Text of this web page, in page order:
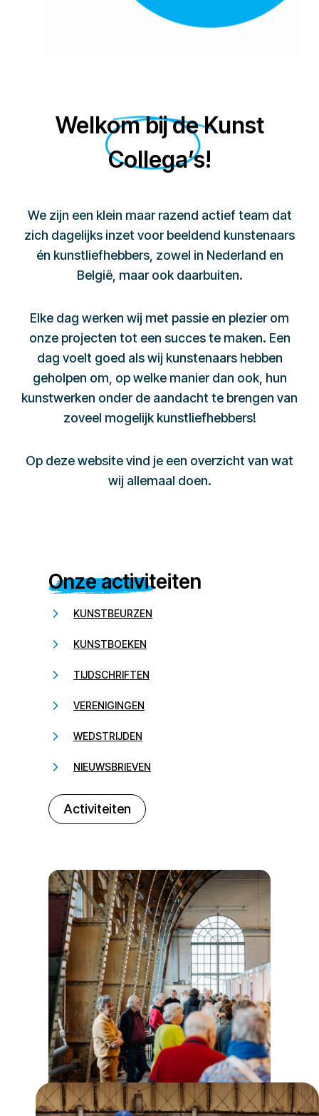
Welkom bij de Kunst
Collega’s!
We zijn een klein maar razend actief team dat
zich dagelijks inzet voor beeldend kunstenaars
én kunstliefhebbers, zowel in Nederland en
België, maar ook daarbuiten.
Elke dag werken wij met passie en plezier om
onze projecten tot een succes te maken. Een
dag voelt goed als wij kunstenaars hebben
geholpen om, op welke manier dan ook, hun
kunstwerken onder de aandacht te brengen van
zoveel mogelijk kunstliefhebbers!
Op deze website vind je een overzicht van wat
wij allemaal doen.
Onze activiteiten
KUNSTBEURZEN
KUNSTBOEKEN
TIJDSCHRIFTEN
VERENIGINGEN
WEDSTRIJDEN
NIEUWSBRIEVEN
Activiteiten
232323